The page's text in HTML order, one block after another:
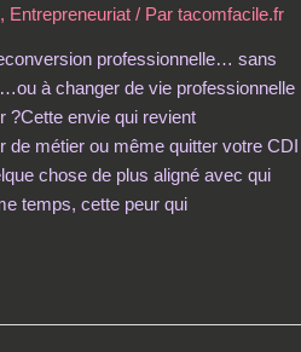
, Entrepreneuriat / Par tacomfacile.fr
professionnelle… sans
à changer de vie professionnelle
?Cette envie qui revient
de métier ou même quitter votre CDI
chose de plus aligné avec qui
temps, cette peur qui